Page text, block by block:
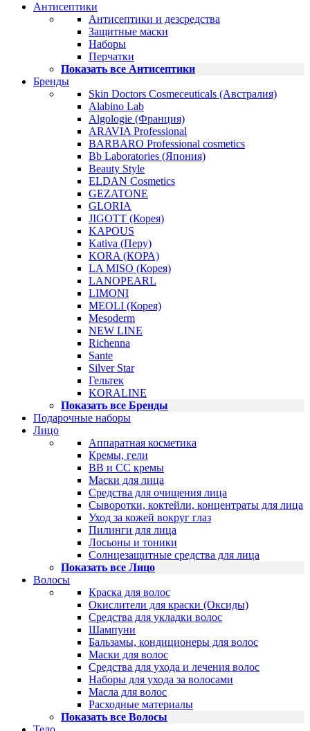
Антисептики
Антисептики и дезсредства
Защитные маски
Наборы
Перчатки
Показать все Антисептики
Бренды
Skin Doctors Cosmeceuticals (Австралия)
Alabino Lab
Algologie (Франция)
ARAVIA Professional
BARBARO Professional cosmetics
Bb Laboratories (Япония)
Beauty Style
ELDAN Cosmetics
GEZATONE
GLORIA
JIGOTT (Корея)
KAPOUS
Kativa (Перу)
KORA (КОРА)
LA MISO (Корея)
LANOPEARL
LIMONI
MEOLI (Корея)
Mesoderm
NEW LINE
Richenna
Sante
Silver Star
Гельтек
KORALINE
Показать все Бренды
Подарочные наборы
Лицо
Аппаратная косметика
Кремы, гели
BB и CC кремы
Маски для лица
Средства для очищения лица
Сыворотки, коктейли, концентраты для лица
Уход за кожей вокруг глаз
Пилинги для лица
Лосьоны и тоники
Солнцезащитные средства для лица
Показать все Лицо
Волосы
Краска для волос
Окислители для краски (Оксиды)
Средства для укладки волос
Шампуни
Бальзамы, кондиционеры для волос
Маски для волос
Средства для ухода и лечения волос
Наборы для ухода за волосами
Масла для волос
Расходные материалы
Показать все Волосы